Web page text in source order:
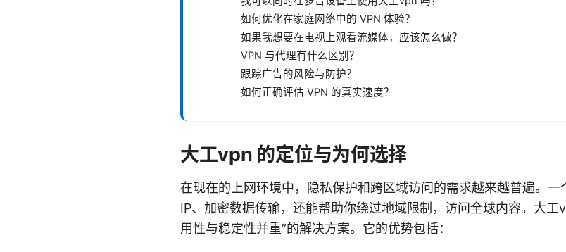
如何优化在家庭网络中的 VPN 体验？
如果我想要在电视上观看流媒体，应该怎么做？
VPN 与代理有什么区别？
跟踪广告的风险与防护？
如何正确评估 VPN 的真实速度？
大工vpn 的定位与为何选择
在现在的上网环境中，隐私保护和跨区域访问的需求越来越普遍。
IP、加密数据传输，还能帮助你绕过地域限制，访问全球内容。大
用性与稳定性并重”的解决方案。它的优势包括：